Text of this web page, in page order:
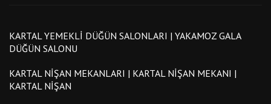
KARTAL YEMEKLI DÜĞÜN SALONLARI | YAKAMOZ GALA
DÜĞÜN SALONU
KARTAL NIŞAN MEKANLARI | KARTAL NIŞAN MEKANI |
KARTAL NIŞAN